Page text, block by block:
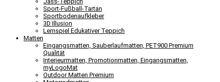
Sport-Fußball-Tartan
Sportbodenaufkleber
3D Illusion
Lernspiel Edukativer Teppich
Matten
Eingangsmatten, Sauberlaufmatten, PET900 Premium
Qualität
Interieurmatten, Promotionmatten, Eingangsmatten,
myLogoMat
Outdoor Matten Premium